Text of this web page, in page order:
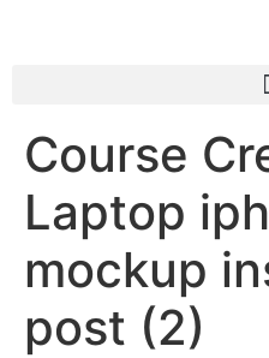
Course
Laptop
mockup
post (2)